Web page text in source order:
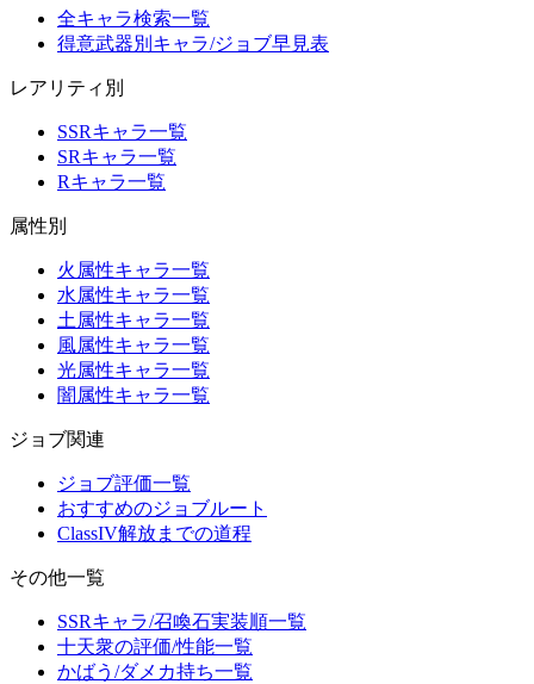
全キャラ検索一覧
得意武器別キャラ/ジョブ早見表
レアリティ別
SSRキャラ一覧
SRキャラ一覧
Rキャラ一覧
属性別
火属性キャラ一覧
水属性キャラ一覧
土属性キャラ一覧
風属性キャラ一覧
光属性キャラ一覧
闇属性キャラ一覧
ジョブ関連
ジョブ評価一覧
おすすめのジョブルート
ClassIV解放までの道程
その他一覧
SSRキャラ/召喚石実装順一覧
十天衆の評価/性能一覧
かばう/ダメカ持ち一覧